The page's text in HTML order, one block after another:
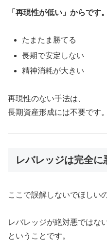
「再現性が低い」からです。
たまたま勝てる
長期で安定しない
精神消耗が大きい
再現性のない手法は、
長期資産形成には不要です。
レバレッジは完全に
ここで誤解しないでほしい
レバレッジが絶対悪ではない
ということです。